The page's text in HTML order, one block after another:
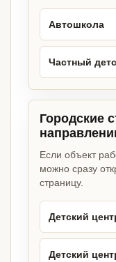
Автошкола
Частный
Городские
Если объект
можно сразу
страницу.
Детский
Детский